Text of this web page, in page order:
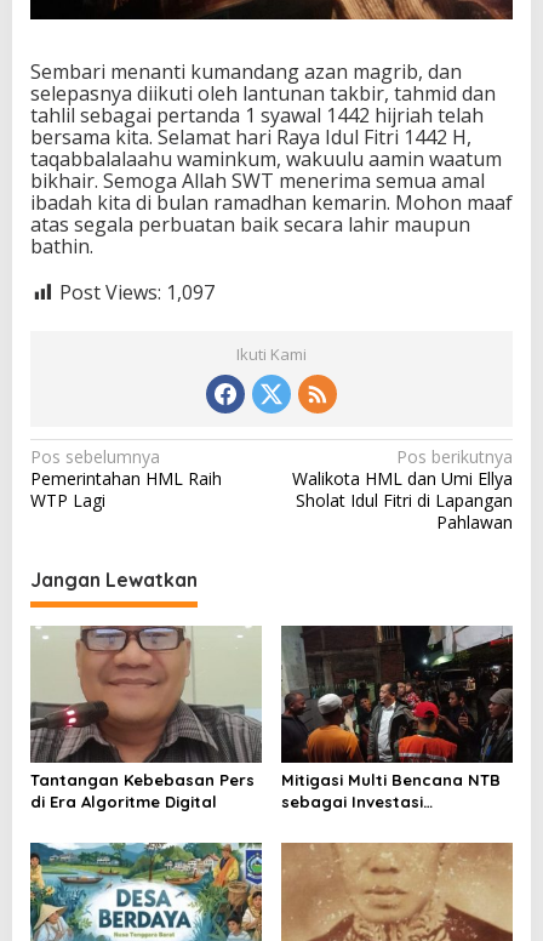
Sembari menanti kumandang azan magrib, dan
selepasnya diikuti oleh lantunan takbir, tahmid dan
tahlil sebagai pertanda 1 syawal 1442 hijriah telah
bersama kita. Selamat hari Raya Idul Fitri 1442 H,
taqabbalalaahu waminkum, wakuulu aamin waatum
bikhair. Semoga Allah SWT menerima semua amal
ibadah kita di bulan ramadhan kemarin. Mohon maaf
atas segala perbuatan baik secara lahir maupun
bathin.
Post Views: 1,097
Ikuti Kami
N
a
g
a
i
p
o
s
Pos sebelumnya
Pemerintahan HML Raih
WTP Lagi
Pos berikutnya
Walikota HML dan Umi Ellya
Sholat Idul Fitri di Lapangan
Pahlawan
Jangan Lewatkan
Tantangan Kebebasan Pers
di Era Algoritme Digital
Mitigasi Multi Bencana NTB
sebagai Investasi